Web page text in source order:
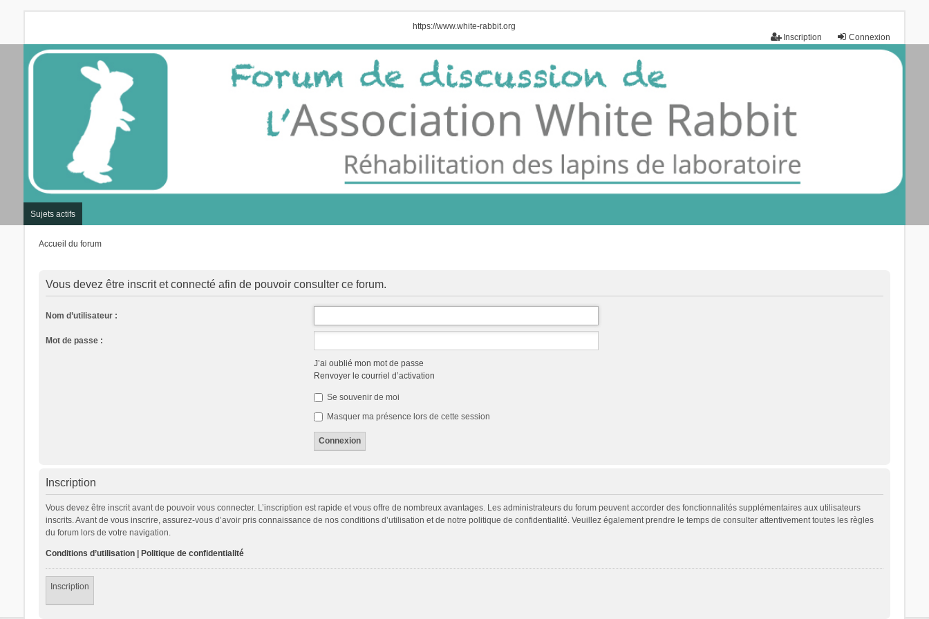
https://www.white-rabbit.org
Connexion
Inscription
Sujets actifs
Accueil du forum
Vous devez être inscrit et connecté afin de pouvoir consulter ce forum.
Nom d’utilisateur :
Mot de passe :
J’ai oublié mon mot de passe
Renvoyer le courriel d’activation
Se souvenir de moi
Masquer ma présence lors de cette session
Inscription
Vous devez être inscrit avant de pouvoir vous connecter. L’inscription est rapide et vous offre de nombreux avantages. Les administrateurs du forum peuvent accorder des fonctionnalités supplémentaires aux utilisateurs
inscrits. Avant de vous inscrire, assurez-vous d’avoir pris connaissance de nos conditions d’utilisation et de notre politique de confidentialité. Veuillez également prendre le temps de consulter attentivement toutes les règles
du forum lors de votre navigation.
Conditions d’utilisation| Politique de confidentialité
Inscription